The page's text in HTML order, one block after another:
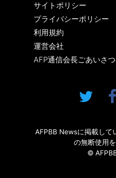
サイトポリシー
プライバシーポリシー
利用規約
運営会社
AFP通信会長ごあいさつ
AFPBB Newsに掲載して
の無断使用を
©